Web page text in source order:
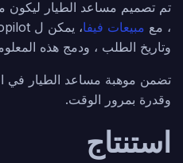
تم تصميم مساعد الطيار ليكون
، مع مبيعات فيفا
وتاريخ الطلب ، ودمج هذه
تضمن موهبة مساعد الطيار في
وقدرة بمرور الوقت.
استنتاج